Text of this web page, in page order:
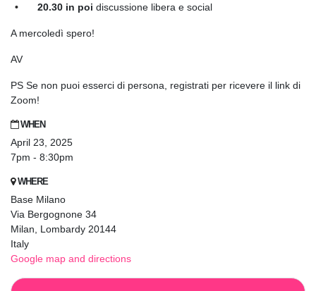
20.30 in poi discussione libera e social
A mercoledì spero!
AV
PS Se non puoi esserci di persona, registrati per ricevere il link di
Zoom!
WHEN
April 23, 2025
7pm - 8:30pm
WHERE
Base Milano
Via Bergognone 34
Milan, Lombardy 20144
Italy
Google map and directions